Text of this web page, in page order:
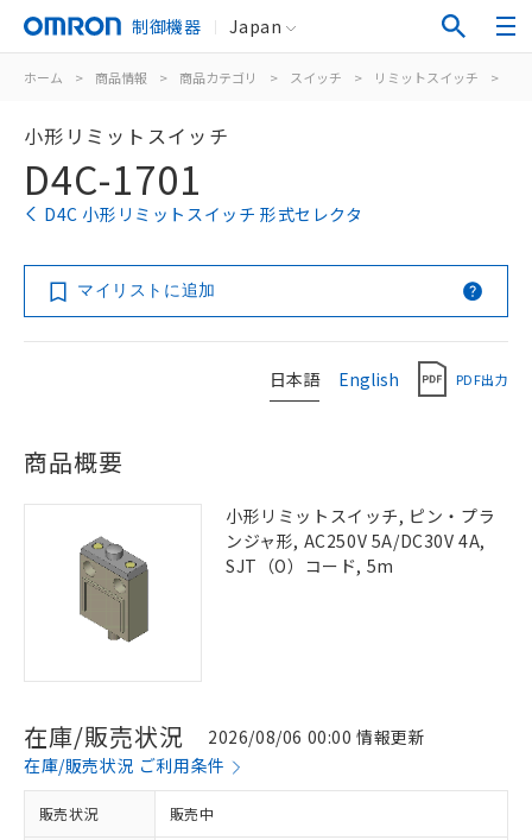
制御機器 Japan
ホーム > 商品情報 > 商品カテゴリ > スイッチ > リミットスイッチ >
小形リミットスイッチ
D4C-1701
D4C 小形リミットスイッチ 形式セレクタ
マイリストに追加
日本語 English PDF出力
商品概要
小形リミットスイッチ, ピン・プラ
ンジャ形, AC250V 5A/DC30V 4A,
SJT（O）コード, 5m
在庫/販売状況
2026/08/06 00:00 情報更新
在庫/販売状況 ご利用条件
販売状況 販売中